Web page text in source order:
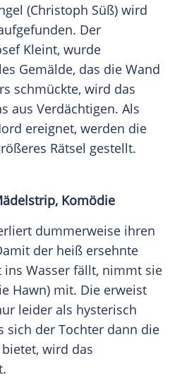
(Christoph Süß) wird
Der
Kleint, wurde
Gemälde, das die Wand
schmückte, wird das
aus Verdächtigen. Als
ereignet, werden die
Rätsel gestellt.
, Komödie
dummerweise ihren
der heiß ersehnte
ins Wasser fällt, nimmt sie
Hawn) mit. Die erweist
leider als hysterisch
sich der Tochter dann die
wird das